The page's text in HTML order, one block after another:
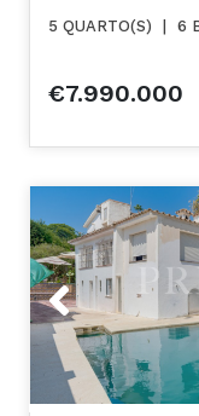
5 QUARTO(S) 6
€7.990.000
Previous